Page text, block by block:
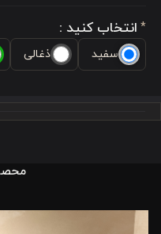
* انتخاب کنید :
سفید ذغالی